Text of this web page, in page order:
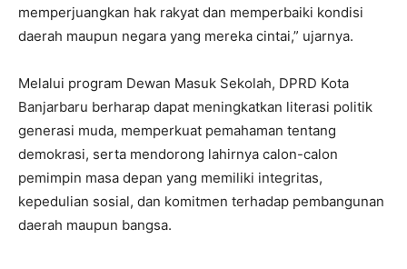
memperjuangkan hak rakyat dan memperbaiki kondisi
daerah maupun negara yang mereka cintai,” ujarnya.
Melalui program Dewan Masuk Sekolah, DPRD Kota
Banjarbaru berharap dapat meningkatkan literasi politik
generasi muda, memperkuat pemahaman tentang
demokrasi, serta mendorong lahirnya calon-calon
pemimpin masa depan yang memiliki integritas,
kepedulian sosial, dan komitmen terhadap pembangunan
daerah maupun bangsa.